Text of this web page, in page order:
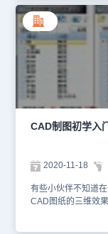
库中可选取预先入
寸判断插入的是竖
加通栏线。右对齐
时可使得标题栏右对
后，“附件栏”可选
击右边的按钮从图
徽标或者是会签栏
插入带有标题栏与
上CAD制图初学入
CAD下载中心免费
框的CAD制图初学
1、首先打开浩辰
击建筑设计→文件布
对话框。如下图所
通长标题栏功能以
放与平移功能，插
合适。图框和标题
式不受限制，新的
版CAD软件——浩辰
程，各位小伙伴以
可以参考本篇CAD
CAD制图初学入
2020-11-18
有些小伙伴不知道
CAD图纸的三维效